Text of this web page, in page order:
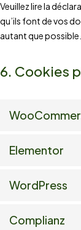
Veuillez lire la
qu’ils font de vos
autant que
6. Cookies
Elementor
WordPress
Complianz